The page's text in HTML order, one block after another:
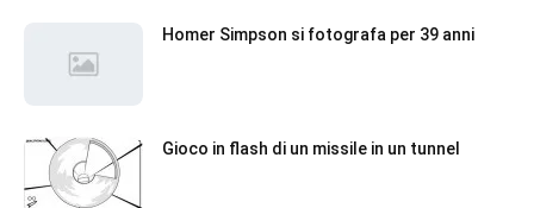
Homer Simpson si fotografa per 39 anni
Gioco in flash di un missile in un tunnel